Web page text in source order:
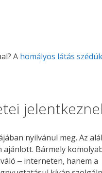
A homályos látás
nyilvánul meg. Az
ajánlott. Bármely
‒ interneten, hanem a